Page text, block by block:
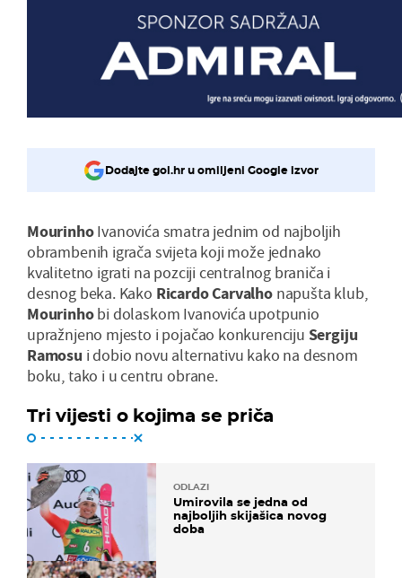
Dodajte gol.hr u omiljeni Google izvor
MourinhoIvanovića smatra jednim od najboljih
obrambenih igrača svijeta koji može jednako
kvalitetno igrati na pozciji centralnog braniča i
desnog beka. Kako Ricardo Carvalho napušta klub,
Mourinhobi dolaskom Ivanovića upotpunio
upražnjeno mjesto i pojačao konkurenciju Sergiju
Ramosu i dobio novu alternativu kako na desnom
boku, tako i u centru obrane.
Tri vijesti o kojima se priča
ODLAZI
Umirovila se jedna od
najboljih skijašica novog
doba